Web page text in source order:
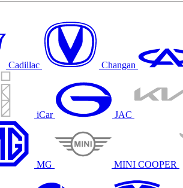
Cadillac Changan
iCar JAC
MG MINI COOPER